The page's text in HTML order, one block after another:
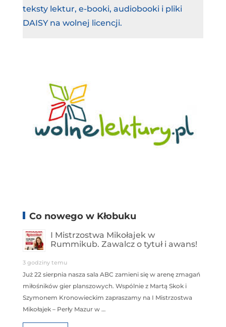
teksty lektur, e-booki, audiobooki i pliki
DAISY na wolnej licencji.
Co nowego w Kłobuku
I Mistrzostwa Mikołajek w
Rummikub. Zawalcz o tytuł i awans!
3 godziny temu
Już 22 sierpnia nasza sala ABC zamieni się w arenę zmagań
miłośników gier planszowych. Wspólnie z Martą Skok i
Szymonem Kronowieckim zapraszamy na I Mistrzostwa
Mikołajek – Perły Mazur w …